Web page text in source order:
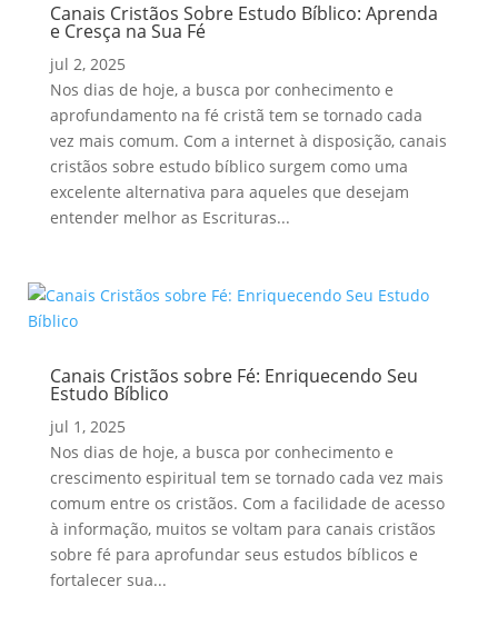
Canais Cristãos Sobre Estudo Bíblico: Aprenda
e Cresça na Sua Fé
jul 2, 2025
Nos dias de hoje, a busca por conhecimento e
aprofundamento na fé cristã tem se tornado cada
vez mais comum. Com a internet à disposição, canais
cristãos sobre estudo bíblico surgem como uma
excelente alternativa para aqueles que desejam
entender melhor as Escrituras...
Canais Cristãos sobre Fé: Enriquecendo Seu
Estudo Bíblico
jul 1, 2025
Nos dias de hoje, a busca por conhecimento e
crescimento espiritual tem se tornado cada vez mais
comum entre os cristãos. Com a facilidade de acesso
à informação, muitos se voltam para canais cristãos
sobre fé para aprofundar seus estudos bíblicos e
fortalecer sua...